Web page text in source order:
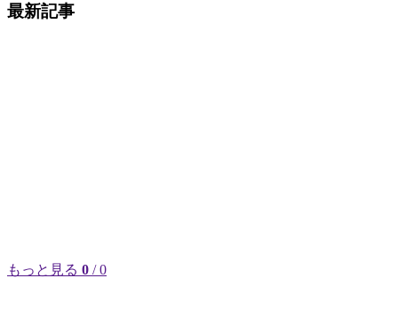
最新記事
もっと見る 0 / 0